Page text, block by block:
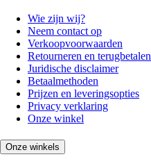
Wie zijn wij?
Neem contact op
Verkoopvoorwaarden
Retourneren en terugbetalen
Juridische disclaimer
Betaalmethoden
Prijzen en leveringsopties
Privacy verklaring
Onze winkel
Onze winkels